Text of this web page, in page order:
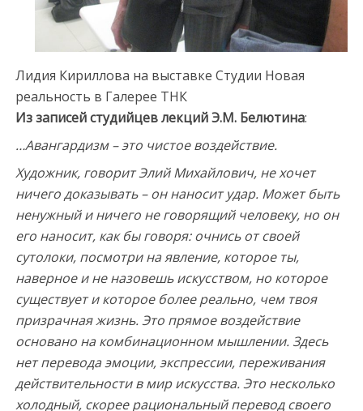
Лидия Кириллова на выставке Студии Новая
реальность в Галерее ТНК
Из записей студийцев лекций Э.М. Белютина:
…Авангардизм – это чистое воздействие.
Художник, говорит Элий Михайлович, не хочет
ничего доказывать – он наносит удар. Может быть
ненужный и ничего не говорящий человеку, но он
его наносит, как бы говоря: очнись от своей
сутолоки, посмотри на явление, которое ты,
наверное и не назовешь искусством, но которое
существует и которое более реально, чем твоя
призрачная жизнь. Это прямое воздействие
основано на комбинационном мышлении. Здесь
нет перевода эмоции, экспрессии, переживания
действительности в мир искусства. Это несколько
холодный, скорее рациональный перевод своего